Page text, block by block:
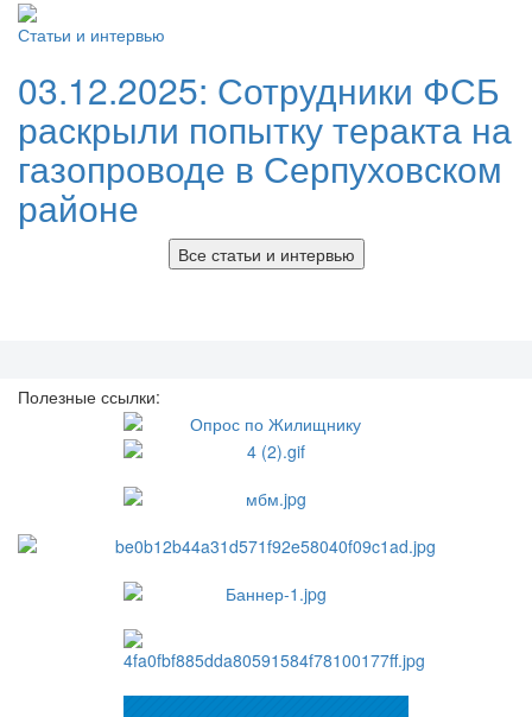
Статьи и интервью
03.12.2025: Сотрудники ФСБ
раскрыли попытку теракта на
газопроводе в Серпуховском
районе
Все статьи и интервью
Полезные ссылки: